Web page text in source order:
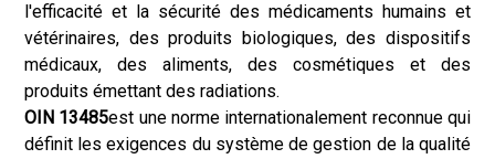
l'efficacité et la sécurité des médicaments humains et
vétérinaires, des produits biologiques, des dispositifs
médicaux, des aliments, des cosmétiques et des
produits émettant des radiations.
OIN 13485est une norme internationalement reconnue qui
définit les exigences du système de gestion de la qualité